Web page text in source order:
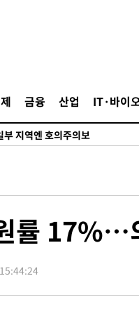
금융 산업 IT·바이
투표…金 47.75%·鄭 42.08%·
호 7번 의미보단 팀 위해 뛸 것"
당 30㎜ '강한 비'[내일날씨]
지역엔 호의주의보
…감정가 1.3억원
일본과 한일전
' 무더위, 열대야 계속[다음주
…쇄신의 기회로 삼겠다"
률 17%…